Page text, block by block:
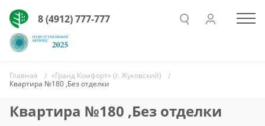
8 (4912) 777-777
Главная
«Гранд Комфорт» (г. Жуковский)
Квартира №180 ,Без отделки
Квартира №180 ,Без отделки